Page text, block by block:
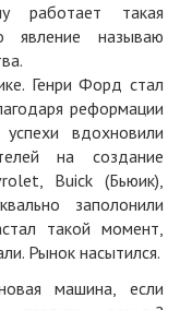
работает такая
явление называю
Генри Форд стал
реформации
вдохновили
на создание
Buick (Бьюик),
заполонили
такой момент,
Рынок насытился.
машина, если